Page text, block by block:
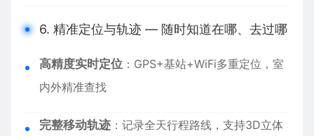
6. 精准定位与轨迹 — 随时知道在哪、去过哪
高精度实时定位 ：GPS+基站+WiFi多重定位，室
内外精准查找
完整移动轨迹 ：记录全天行程路线，支持3D立体